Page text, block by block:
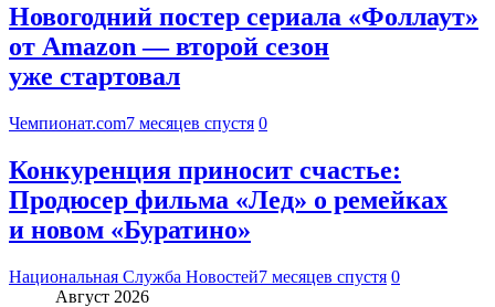
Новогодний постер сериала «Фоллаут»
от Amazon — второй сезон
уже стартовал
Чемпионат.com7 месяцев спустя 0
Конкуренция приносит счастье:
Продюсер фильма «Лед» о ремейках
и новом «Буратино»
Национальная Служба Новостей7 месяцев спустя 0
Август 2026